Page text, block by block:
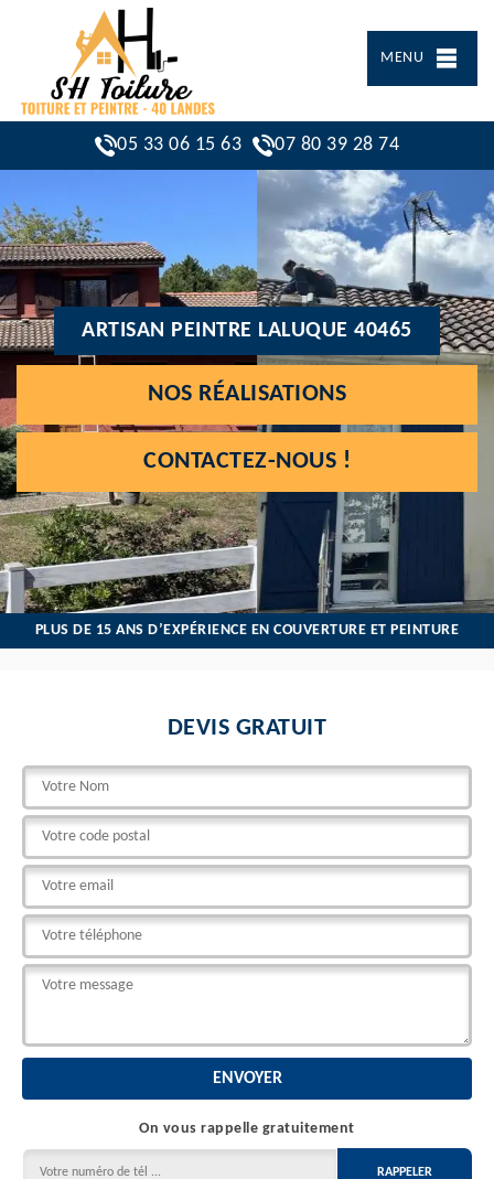
MENU
05 33 06 15 63 07 80 39 28 74
ARTISAN PEINTRE LALUQUE 40465
NOS RÉALISATIONS
CONTACTEZ-NOUS !
PLUS DE 15 ANS D’EXPÉRIENCE EN COUVERTURE ET PEINTURE
DEVIS GRATUIT
On vous rappelle gratuitement